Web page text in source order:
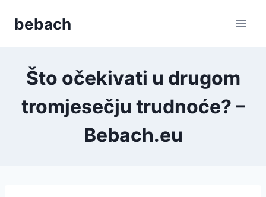
bebach
Što očekivati u drugom
tromjesečju trudnoće? –
Bebach.eu